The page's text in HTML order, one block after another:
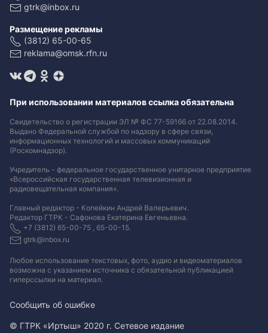
gtrk@inbox.ru
Размещение рекламы
(3812) 65-00-65
reklama@omsk.rfn.ru
При использовании материалов ссылка обязательна
Свидетельство о регистрации ЭЛ № ФС 77-59166 от 22.08.2014.
Выдано Федеральной службой по надзору в сфере связи,
информационных технологий и массовых коммуникаций
(Роскомнадзор).
Учредитель - федеральное государственное унитарное предприятие
«Всероссийская государственная телевизионная и
радиовещательная компания».
Главный редактор - Копейкин Андрей Валерьевич.
Редактор ГТРК - Сафонова Екатерина Евгеньевна.
+7 (3812) 65-00-75 , 65-00-15.
gtrk@inbox.ru
Любое использование текстовых, фото, аудио и видеоматериалов
возможна с указанием источника с обязательной публикацией
гиперссылки на материал.
Сообщить об ошибке
© ГТРК «Иртыш» 2020 г. Сетевое издание